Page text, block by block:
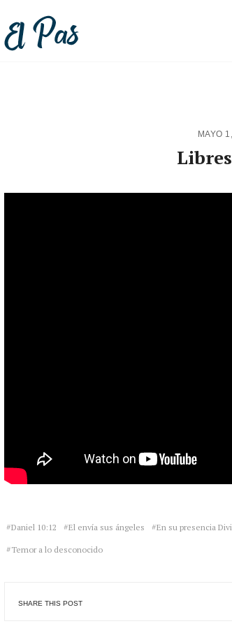
MAYO
Daniel 10:12 El envía sus ángeles En su presencia
Temor a lo desconocido
SHARE THIS POST